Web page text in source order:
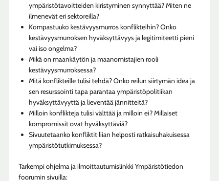
ympäristötavoitteiden kiristyminen synnyttää? Miten ne
ilmenevät eri sektoreilla?
Kompastuuko kestävyysmurros konflikteihin? Onko
kestävyysmurroksen hyväksyttävyys ja legitimiteetti pieni
vai iso ongelma?
Mikä on maankäytön ja maanomistajien rooli
kestävyysmurroksessa?
Mitä konflikteille tulisi tehdä? Onko reilun siirtymän idea ja
sen resurssointi tapa parantaa ympäristöpolitiikan
hyväksyttävyyttä ja lieventää jännitteitä?
Milloin konflikteja tulisi välttää ja milloin ei? Millaiset
kompromissit ovat hyväksyttäviä?
Sivuutetaanko konfliktit liian helposti ratkaisuhakuisessa
ympäristötutkimuksessa?
Tarkempi ohjelma ja ilmoittautumislinkki Ympäristötiedon
foorumin sivuilla: